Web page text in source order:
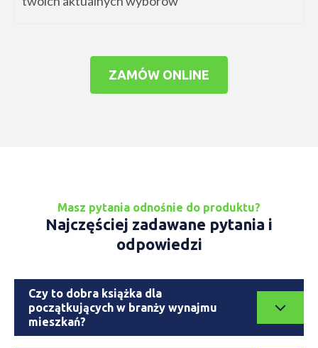
ZAMÓW ONLINE
Masz pytania odnośnie do produktu?
Najczęściej zadawane pytania i
odpowiedzi
Czy to dobra książka dla
początkujących w branży wynajmu
mieszkań?